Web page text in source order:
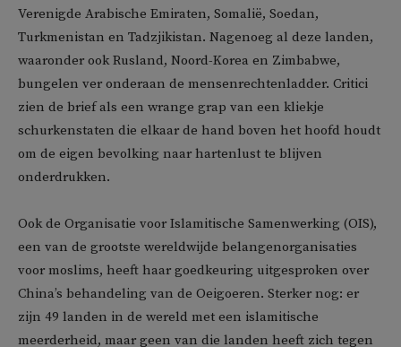
Verenigde Arabische Emiraten, Somalië, Soedan,
Turkmenistan en Tadzjikistan. Nagenoeg al deze landen,
waaronder ook Rusland, Noord-Korea en Zimbabwe,
bungelen ver onderaan de mensenrechtenladder. Critici
zien de brief als een wrange grap van een kliekje
schurkenstaten die elkaar de hand boven het hoofd houdt
om de eigen bevolking naar hartenlust te blijven
onderdrukken.
Ook de Organisatie voor Islamitische Samenwerking (OIS),
een van de grootste wereldwijde belangenorganisaties
voor moslims, heeft haar goedkeuring uitgesproken over
China’s behandeling van de Oeigoeren. Sterker nog: er
zijn 49 landen in de wereld met een islamitische
meerderheid, maar geen van die landen heeft zich tegen